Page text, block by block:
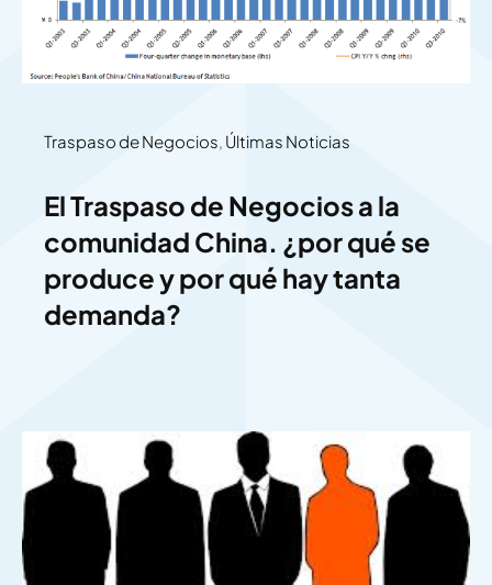
Traspaso de Negocios Últimas Noticias
El Traspaso de Negocios a la
comunidad China. ¿por qué se
produce y por qué hay tanta
demanda?